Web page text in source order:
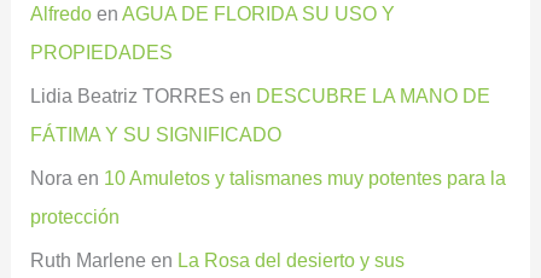
Alfredo enAGUA DE FLORIDA SU USO Y
PROPIEDADES
Lidia Beatriz TORRES en DESCUBRE LA MANO DE
FÁTIMA Y SU SIGNIFICADO
Nora en 10 Amuletos y talismanes muy potentes para la
protección
Ruth Marlene en La Rosa del desierto y sus